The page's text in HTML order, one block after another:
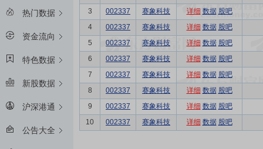
热门数据
资金流向
特色数据
新股数据
沪深港通
公告大全
3
002337 赛象科技 详细 数据 股吧
4
002337 赛象科技 详细 数据 股吧
5
002337 赛象科技 详细 数据 股吧
6
002337 赛象科技 详细 数据 股吧
7
002337 赛象科技 详细 数据 股吧
8
002337 赛象科技 详细 数据 股吧
9
002337 赛象科技 详细 数据 股吧
10
002337 赛象科技 详细 数据 股吧